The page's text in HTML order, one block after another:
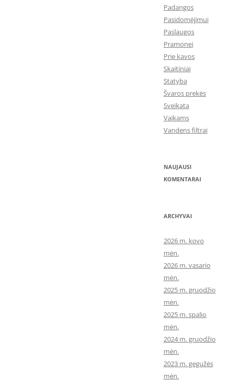
Padangos
Pasidomėjimui
Paslaugos
Pramonei
Prie kavos
Skaitiniai
Statyba
Švaros prekės
Sveikata
Vaikams
Vandens filtrai
NAUJAUSI
KOMENTARAI
ARCHYVAI
2026 m. kovo
mėn.
2026 m. vasario
mėn.
2025 m. gruodžio
mėn.
2025 m. spalio
mėn.
2024 m. gruodžio
mėn.
2023 m. gegužės
mėn.